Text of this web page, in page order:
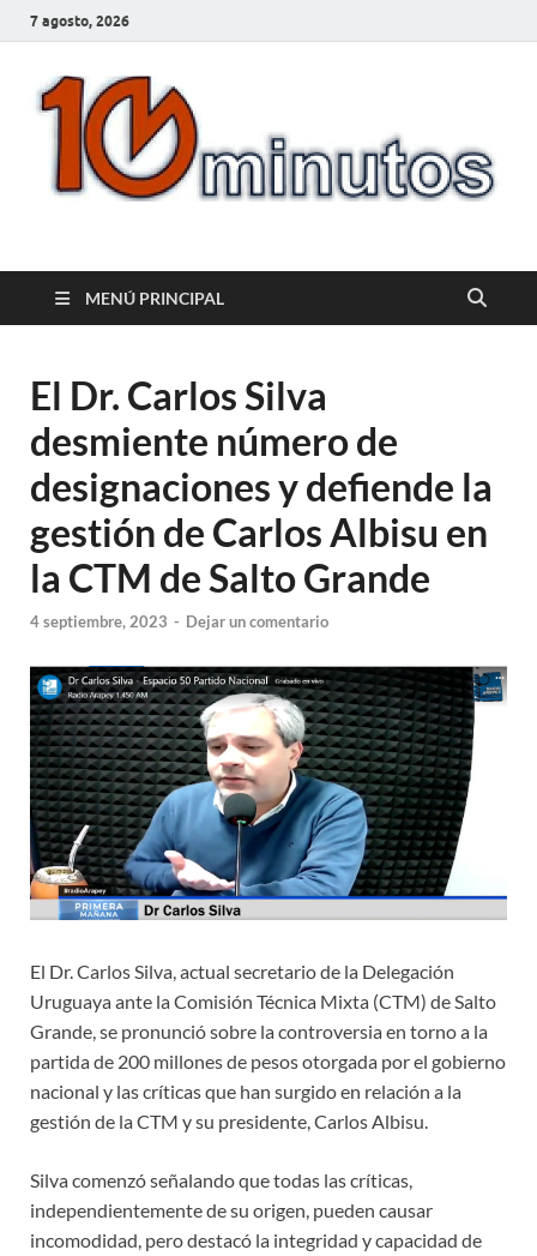
7 agosto, 2026
10minutos.com.uy
MENÚ PRINCIPAL
El Dr. Carlos Silva
desmiente número de
designaciones y defiende la
gestión de Carlos Albisu en
la CTM de Salto Grande
4 septiembre, 2023 - Dejar un comentario
El Dr. Carlos Silva, actual secretario de la Delegación
Uruguaya ante la Comisión Técnica Mixta (CTM) de Salto
Grande, se pronunció sobre la controversia en torno a la
partida de 200 millones de pesos otorgada por el gobierno
nacional y las críticas que han surgido en relación a la
gestión de la CTM y su presidente, Carlos Albisu.
Silva comenzó señalando que todas las críticas,
independientemente de su origen, pueden causar
incomodidad, pero destacó la integridad y capacidad de